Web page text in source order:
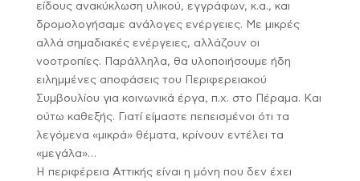
είδους ανακύκλωση υλικού, εγγράφων, κ.α., και
δρομολογήσαμε ανάλογες ενέργειες. Με μικρές
αλλά σημαδιακές ενέργειες, αλλάζουν οι
νοοτροπίες. Παράλληλα, θα υλοποιήσουμε ήδη
ειλημμένες αποφάσεις του Περιφερειακού
Συμβουλίου για κοινωνικά έργα, π.χ. στο Πέραμα. Και
ούτω καθεξής. Γιατί είμαστε πεπεισμένοι ότι τα
λεγόμενα «μικρά» θέματα, κρίνουν εντέλει τα
«μεγάλα»…
Η περιφέρεια Αττικής είναι η μόνη που δεν έχει